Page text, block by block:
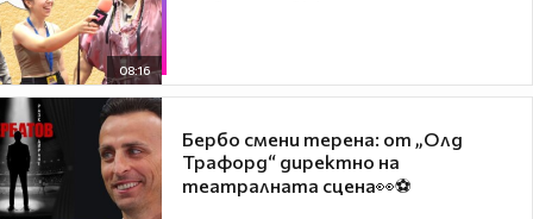
08:16
Бербо смени терена: от „Олд
Трафорд“ директно на
театралната сцена👀⚽